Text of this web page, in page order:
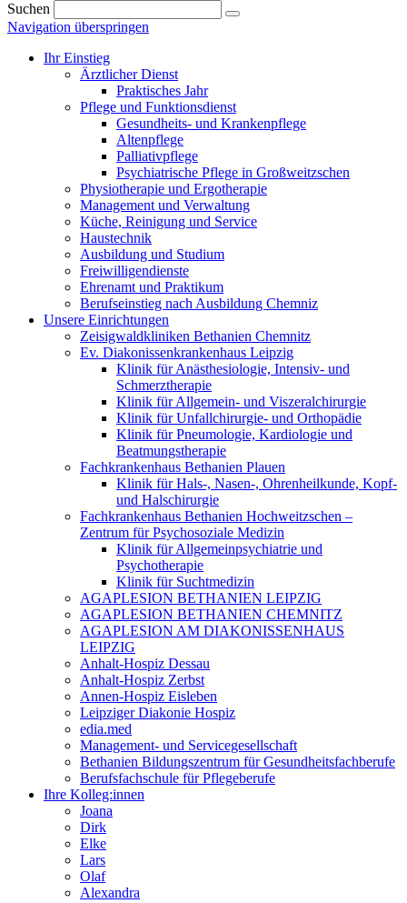
Suchen
Navigation überspringen
Ihr Einstieg
Ärztlicher Dienst
Praktisches Jahr
Pflege und Funktionsdienst
Gesundheits- und Krankenpflege
Altenpflege
Palliativpflege
Psychiatrische Pflege in Großweitzschen
Physiotherapie und Ergotherapie
Management und Verwaltung
Küche, Reinigung und Service
Haustechnik
Ausbildung und Studium
Freiwilligendienste
Ehrenamt und Praktikum
Berufseinstieg nach Ausbildung Chemniz
Unsere Einrichtungen
Zeisigwaldkliniken Bethanien Chemnitz
Ev. Diakonissenkrankenhaus Leipzig
Klinik für Anästhesiologie, Intensiv- und
Schmerztherapie
Klinik für Allgemein- und Viszeralchirurgie
Klinik für Unfallchirurgie- und Orthopädie
Klinik für Pneumologie, Kardiologie und
Beatmungstherapie
Fachkrankenhaus Bethanien Plauen
Klinik für Hals-, Nasen-, Ohrenheilkunde, Kopf-
und Halschirurgie
Fachkrankenhaus Bethanien Hochweitzschen –
Zentrum für Psychosoziale Medizin
Klinik für Allgemeinpsychiatrie und
Psychotherapie
Klinik für Suchtmedizin
AGAPLESION BETHANIEN LEIPZIG
AGAPLESION BETHANIEN CHEMNITZ
AGAPLESION AM DIAKONISSENHAUS
LEIPZIG
Anhalt-Hospiz Dessau
Anhalt-Hospiz Zerbst
Annen-Hospiz Eisleben
Leipziger Diakonie Hospiz
edia.med
Management- und Servicegesellschaft
Bethanien Bildungszentrum für Gesundheitsfachberufe
Berufsfachschule für Pflegeberufe
Ihre Kolleg:innen
Joana
Dirk
Elke
Lars
Olaf
Alexandra